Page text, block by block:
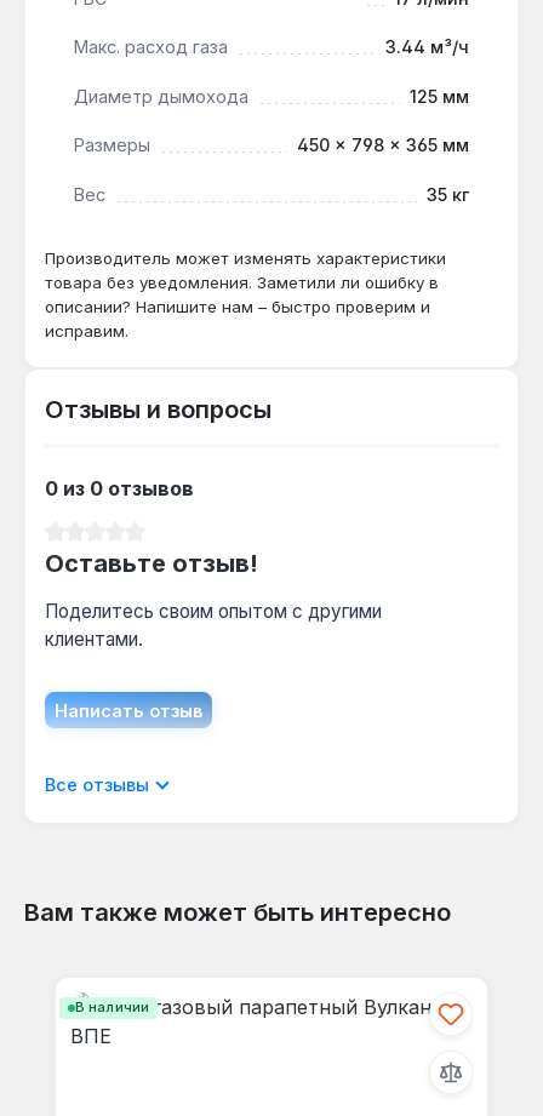
диаметром 125 мм с естественной тягой,
иначе автоматика отключит подачу газа.
Макс. расход газа 3.44 м³/ч
Диаметр дымохода 125 мм
Размеры 450 × 798 × 365 мм
Вес 35 кг
Производитель может изменять характеристики
товара без уведомления. Заметили ли ошибку в
описании? Напишите нам – быстро проверим и
исправим.
Отзывы и вопросы
0 из 0 отзывов
Оставьте отзыв!
Поделитесь своим опытом с другими
клиентами.
Написать отзыв
Отображать отзывы только на текущем
Все отзывы
Вам также может быть интересно
В наличии